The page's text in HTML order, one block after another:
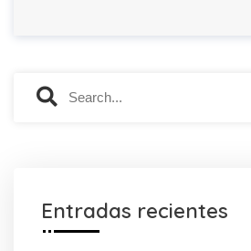
Entradas recientes